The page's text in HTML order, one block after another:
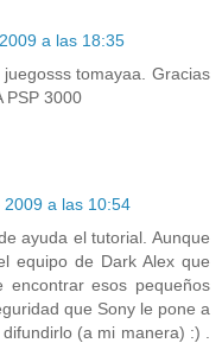
a las 18:35
tomayaa. Gracias
PSP 3000
a las 10:54
ayuda el tutorial. Aunque
equipo de Dark Alex que
esos pequeños
que Sony le pone a
(a mi manera) :) .